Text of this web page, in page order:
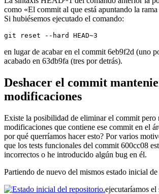
como «El commit al que está apuntando la
Si hubiésemos ejecutado el comando:
git reset --hard HEAD~3
en lugar de acabar en el commit 6eb9f2d (uno
acabado en 63db9fa (tres por detrás).
Deshacer el commit
modificaciones
Existe la posibilidad de eliminar el commit pero
modificaciones que contiene ese commit en el
por qué querríamos hacer esto? Por varios
que los tests funcionales del commit 600cc08
incorrectos o he introducido algún bug en él.
Partiendo de nuevo del mismos estado inicial de
ejecutaríamos